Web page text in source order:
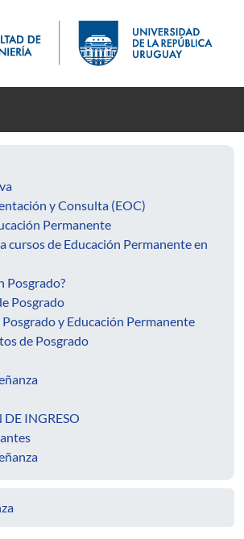
y Consulta (EOC)
Permanente
cursos de Educación Permanente en
Posgrado?
Posgrado
y Educación Permanente
de Posgrado
INGRESO